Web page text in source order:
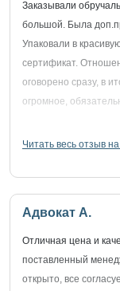
Заказывали
большой. Была
Упаковали в
сертификат.
оговорено сразу, в
огромное,
Читать весь отзыв
Адвокат А.
Отличная цена и
поставленный
открыто, все